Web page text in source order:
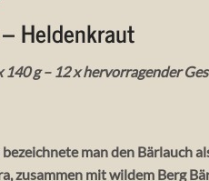
Heldenkraut
g – 12 x hervorragender
man den Bärlauch
mit wildem Berg